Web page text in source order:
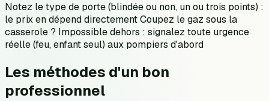
Notez le type de porte (blindée ou non, un ou trois points) :
le prix en dépend directement Coupez le gaz sous la
casserole ? Impossible dehors : signalez toute urgence
réelle (feu, enfant seul) aux pompiers d'abord
Les méthodes d'un bon
professionnel